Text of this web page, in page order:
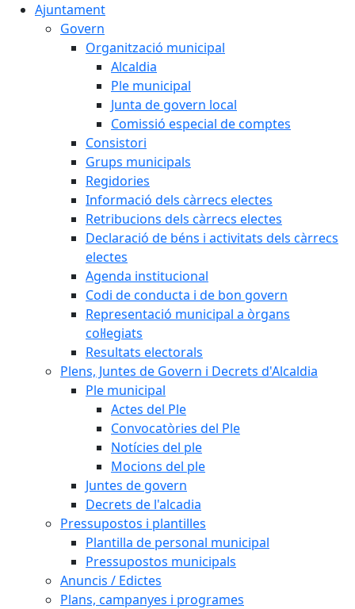
Ajuntament
Govern
Organització municipal
Alcaldia
Ple municipal
Junta de govern local
Comissió especial de comptes
Consistori
Grups municipals
Regidories
Informació dels càrrecs electes
Retribucions dels càrrecs electes
Declaració de béns i activitats dels càrrecs
electes
Agenda institucional
Codi de conducta i de bon govern
Representació municipal a òrgans
col·legiats
Resultats electorals
Plens, Juntes de Govern i Decrets d'Alcaldia
Ple municipal
Actes del Ple
Convocatòries del Ple
Notícies del ple
Mocions del ple
Juntes de govern
Decrets de l'alcadia
Pressupostos i plantilles
Plantilla de personal municipal
Pressupostos municipals
Anuncis / Edictes
Plans, campanyes i programes